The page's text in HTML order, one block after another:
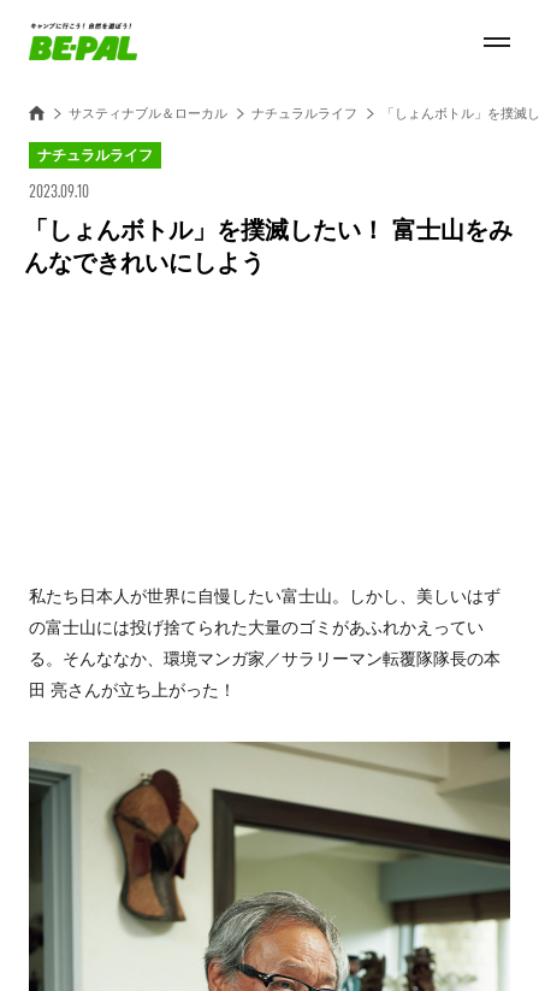
サスティナブル＆ローカル ナチュラルライフ 「しょんボトル」を撲滅
ナチュラルライフ
2023.09.10
「しょんボトル」を撲滅したい！ 富士山をみ
んなできれいにしよう
私たち日本人が世界に自慢したい富士山。しかし、美しいはず
の富士山には投げ捨てられた大量のゴミがあふれかえってい
る。そんななか、環境マンガ家／サラリーマン転覆隊隊長の本
田 亮さんが立ち上がった！